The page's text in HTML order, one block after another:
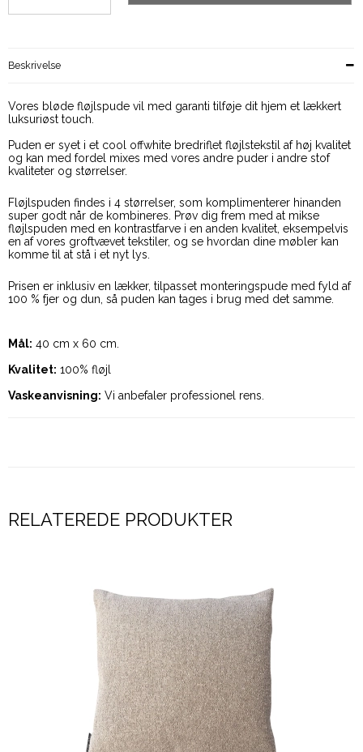
Beskrivelse
Vores bløde fløjlspude vil med garanti tilføje dit hjem et lækkert
luksuriøst touch.
Puden er syet i et cool offwhite bredriflet fløjlstekstil af høj kvalitet
og kan med fordel mixes med vores andre puder i andre stof
kvaliteter og størrelser.
Fløjlspuden findes i 4 størrelser, som komplimenterer hinanden
super godt når de kombineres. Prøv dig frem med at mikse
fløjlspuden med en kontrastfarve i en anden kvalitet, eksempelvis
en af vores groftvævet tekstiler, og se hvordan dine møbler kan
komme til at stå i et nyt lys.
Prisen er inklusiv en lækker, tilpasset monteringspude med fyld af
100 % fjer og dun, så puden kan tages i brug med det samme.
Mål: 40 cm x 60 cm.
Kvalitet: 100% fløjl
Vaskeanvisning: Vi anbefaler professionel rens.
RELATEREDE PRODUKTER